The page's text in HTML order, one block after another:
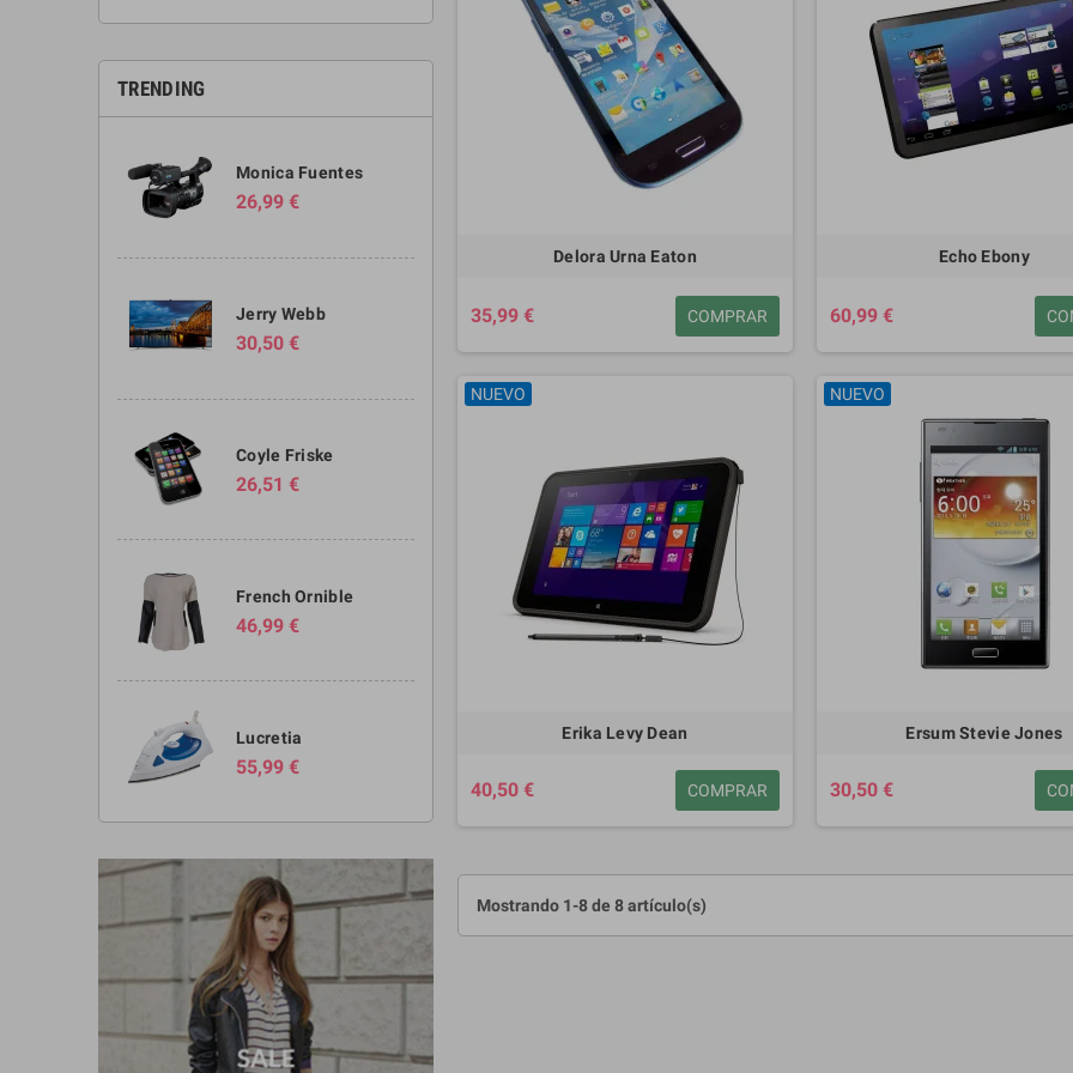
TRENDING
Monica Fuentes
26,99 €
Jerry Webb
30,50 €
Coyle Friske
26,51 €
French Ornible
46,99 €
Lucretia
55,99 €
Delora Urna Eaton
35,99 € COMPRAR
Echo Ebony
60,99 €
NUEVO
Erika Levy Dean
40,50 € COMPRAR
NUEVO
Ersum Stevie Jones
30,50 €
Mostrando 1-8 de 8 artículo(s)